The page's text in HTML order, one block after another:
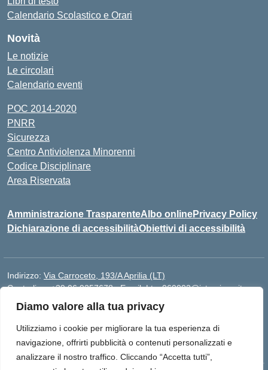
Diamo valore alla tua privacy
Utilizziamo i cookie per migliorare la tua esperienza di
navigazione, offrirti pubblicità o contenuti personalizzati e
analizzare il nostro traffico. Cliccando “Accetta tutti”,
Calendario Scolastico e Orari
Novità
Le notizie
Le circolari
Calendario eventi
POC 2014-2020
PNRR
Sicurezza
Centro Antiviolenza Minorenni
Codice Disciplinare
Area Riservata
Amministrazione TrasparenteAlbo onlinePrivacy Policy
Dichiarazione di accessibilitàObiettivi di accessibilità
Indirizzo: Via Carroceto, 193/A Aprilia (LT)
Centralino:+39 06 9257678 Email:Ltps060002@istruzione.it
Posta elettronica certificata (PEC):Ltps060002@pec.istruzione.it
Codice meccanografico:
LTPS060002